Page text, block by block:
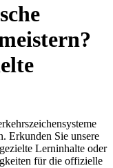
Erkunden Sie unsere
Lerninhalte oder
für die offizielle